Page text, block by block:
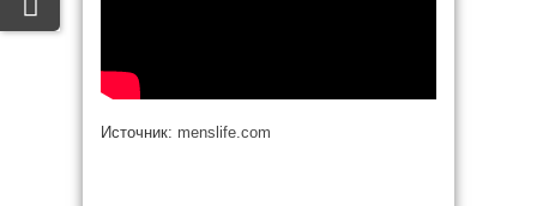
Источник: menslife.com